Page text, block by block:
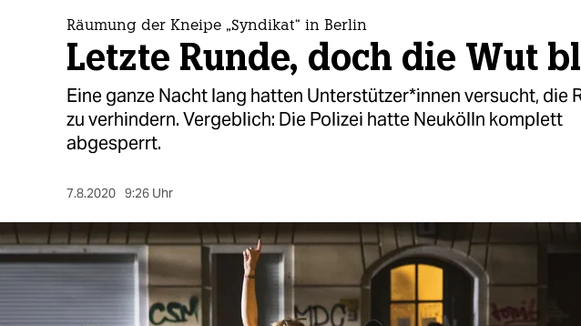
Räumung der Kneipe „Syndikat“ in Berlin
Letzte Runde, doch die Wut
Eine ganze Nacht lang hatten Unterstützer*innen versucht, die
zu verhindern. Vergeblich: Die Polizei hatte Neukölln komplett
abgesperrt.
7.8.2020 9:26 Uhr